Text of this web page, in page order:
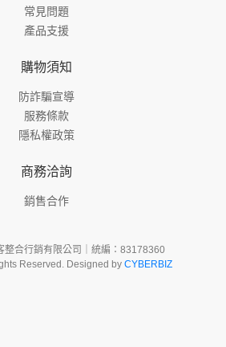
常見問題
產品支援
購物須知
防詐騙宣導
服務條款
隱私權政策
商務洽詢
銷售合作
整合行銷有限公司｜統編：83178360
Reserved. Designed by CYBERBIZ